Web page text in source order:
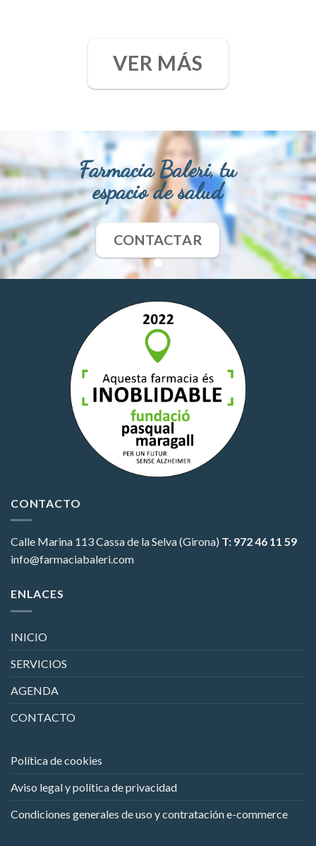
VER MÁS
Farmacia Baleri, tu
espacio de salud
CONTACTAR
CONTACTO
Calle Marina 113Cassa de la Selva (Girona) T: 972 46 11 59
info@farmaciabaleri.com
ENLACES
INICIO
SERVICIOS
AGENDA
CONTACTO
Política de cookies
Aviso legal y política de privacidad
Condiciones generales de uso y contratación e-commerce